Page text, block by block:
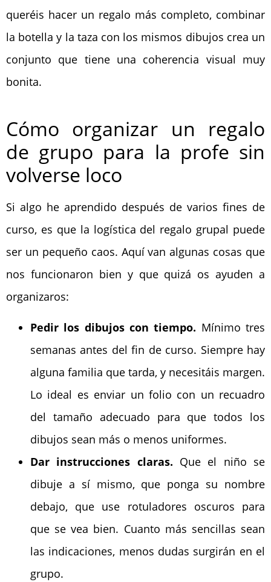
queréis hacer un regalo más completo, combinar
la botella y la taza con los mismos dibujos crea un
conjunto que tiene una coherencia visual muy
bonita.
Cómo organizar un regalo
de grupo para la profe sin
volverse loco
Si algo he aprendido después de varios fines de
curso, es que la logística del regalo grupal puede
ser un pequeño caos. Aquí van algunas cosas que
nos funcionaron bien y que quizá os ayuden a
organizaros:
Pedir los dibujos con tiempo. Mínimo tres
semanas antes del fin de curso. Siempre hay
alguna familia que tarda, y necesitáis margen.
Lo ideal es enviar un folio con un recuadro
del tamaño adecuado para que todos los
dibujos sean más o menos uniformes.
Dar instrucciones claras. Que el niño se
dibuje a sí mismo, que ponga su nombre
debajo, que use rotuladores oscuros para
que se vea bien. Cuanto más sencillas sean
las indicaciones, menos dudas surgirán en el
grupo.